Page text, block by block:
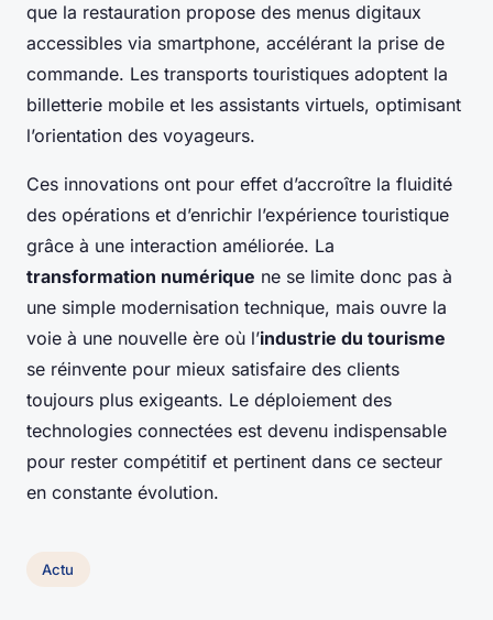
que la restauration propose des menus digitaux
accessibles via smartphone, accélérant la prise de
commande. Les transports touristiques adoptent la
billetterie mobile et les assistants virtuels, optimisant
l’orientation des voyageurs.
Ces innovations ont pour effet d’accroître la fluidité
des opérations et d’enrichir l’expérience touristique
grâce à une interaction améliorée. La
transformation numérique ne se limite donc pas à
une simple modernisation technique, mais ouvre la
voie à une nouvelle ère où l’industrie du tourisme
se réinvente pour mieux satisfaire des clients
toujours plus exigeants. Le déploiement des
technologies connectées est devenu indispensable
pour rester compétitif et pertinent dans ce secteur
en constante évolution.
Actu